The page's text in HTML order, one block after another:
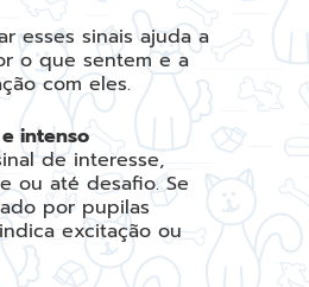
esses sinais ajuda a
o que sentem e a
com eles.
intenso
de interesse,
ou até desafio. Se
por pupilas
excitação ou